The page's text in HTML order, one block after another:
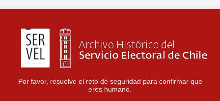
Por favor, resuelve el reto de seguridad para confirmar que
eres humano.